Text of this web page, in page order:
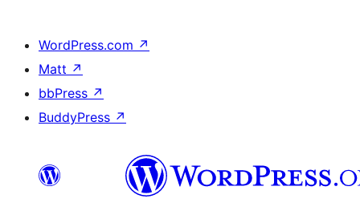
WordPress.com ↗
Matt ↗
bbPress ↗
BuddyPress ↗